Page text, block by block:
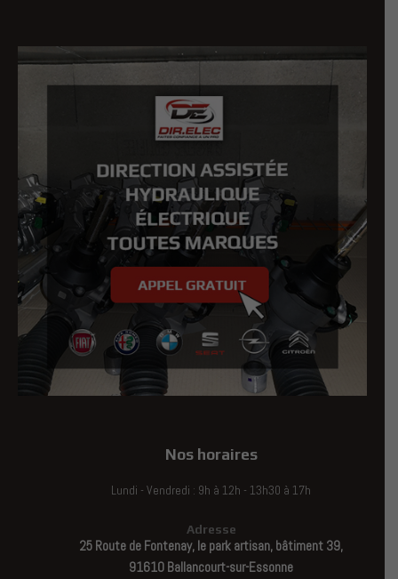
Nos horaires
Lundi - Vendredi : 9h à 12h - 13h30 à 17h
Adresse
25 Route de Fontenay, le park artisan, bâtiment 39,
91610 Ballancourt-sur-Essonne